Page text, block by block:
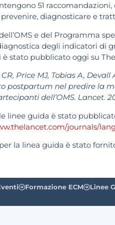
51
diagnosticare e
e del Programma
degli indicatori di
è stato pubblicato oggi su
Price MJ, Tobias A,
postpartum nel predire la
dell’OMS. Lancet.
linee guida è stato
journals/
la linea guida è stato
Formazione ECM Linee